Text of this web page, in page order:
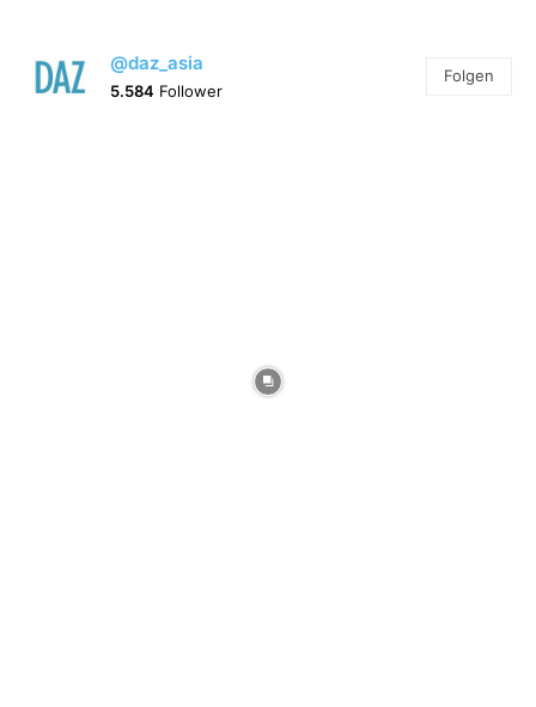
@daz_asia
5.584 Follower
Folgen